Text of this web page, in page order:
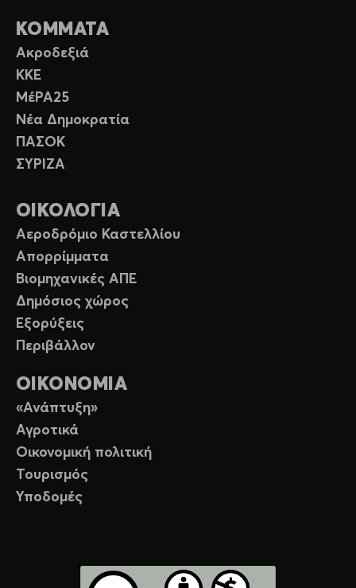
ΚΟΜΜΑΤΑ
Ακροδεξιά
ΚΚΕ
ΜέΡΑ25
Νέα Δημοκρατία
ΠΑΣΟΚ
ΣΥΡΙΖΑ
ΟΙΚΟΛΟΓΙΑ
Αεροδρόμιο Καστελλίου
Απορρίμματα
Βιομηχανικές ΑΠΕ
Δημόσιος χώρος
Εξορύξεις
Περιβάλλον
ΟΙΚΟΝΟΜΙΑ
«Ανάπτυξη»
Αγροτικά
Οικονομική πολιτική
Τουρισμός
Υποδομές